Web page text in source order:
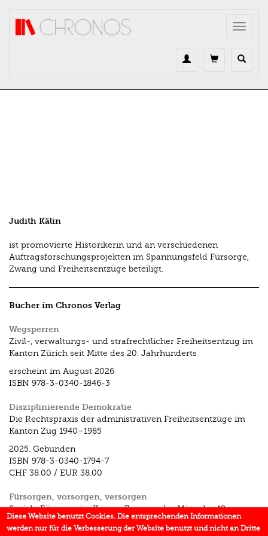
Toggle
Judith Kälin
ist promovierte Historikerin und an verschiedenen
Auftragsforschungsprojekten im Spannungsfeld Fürsorge,
Zwang und Freiheitsentzüge beteiligt.
Bücher im Chronos Verlag
Wegsperren
Zivil-, verwaltungs- und strafrechtlicher Freiheitsentzug im
Kanton Zürich seit Mitte des 20. Jahrhunderts
erscheint im August 2026
ISBN 978-3-0340-1846-3
Disziplinierende Demokratie
Die Rechtspraxis der administrativen Freiheitsentzüge im
Kanton Zug 1940–1985
2025. Gebunden
ISBN 978-3-0340-1794-7
CHF 38.00 / EUR 38.00
Fürsorgen, vorsorgen, versorgen
Soziale Fürsorge im Kanton Zug von der Mitte des 19.
Jahrhunderts bis in die Gegenwart
Diese Website benutzt Cookies. Die entsprechenden Informationen
werden nur für die Verbesserung der Website benutzt und nicht an Dritte